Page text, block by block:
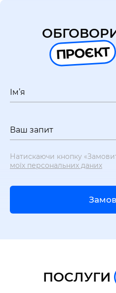
ПРОЄКТ
Ім’я
Ваш запит
Натискаючи кнопку
моїх персональних даних
ПОСЛУГИ